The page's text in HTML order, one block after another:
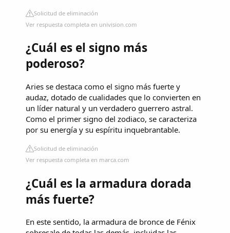
Solicitud de eliminación
Ver respuesta completa en univision.com
¿Cuál es el signo más
poderoso?
Aries se destaca como el signo más fuerte y
audaz, dotado de cualidades que lo convierten en
un líder natural y un verdadero guerrero astral.
Como el primer signo del zodiaco, se caracteriza
por su energía y su espíritu inquebrantable.
Solicitud de eliminación
Ver respuesta completa en marca.com
¿Cuál es la armadura dorada
más fuerte?
En este sentido, la armadura de bronce de Fénix